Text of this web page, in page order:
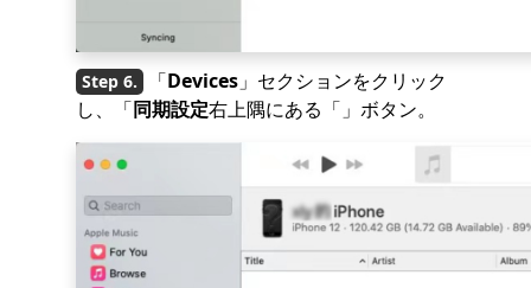
「Devices 」セクションをクリック
し、「同期設定右上隅にある「」ボタン。